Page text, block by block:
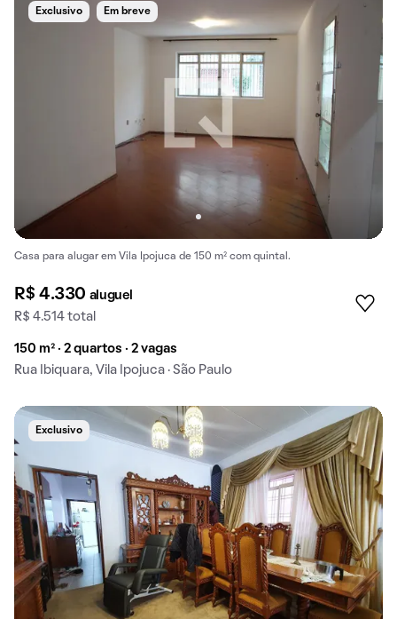
Exclusivo Em breve
Casa para alugar em Vila Ipojuca de 150 m² com quintal.
R$ 4.330 aluguel
R$ 4.514 total
150 m² · 2 quartos · 2 vagas
Rua Ibiquara, Vila Ipojuca · São Paulo
Exclusivo